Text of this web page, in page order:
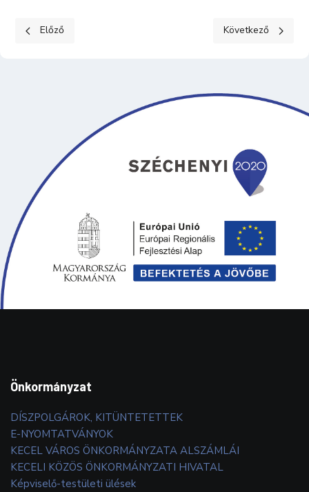
Előző cikk: GAZDIMAT KERESEM ÁLLATBARÁTOK EGYESÜLETE
Előző Következő cikk:
Következő
Önkormányzat
DÍSZPOLGÁROK, KITÜNTETETTEK
E-NYOMTATVÁNYOK
KECEL VÁROS ÖNKORMÁNYZATA ALSZÁMLÁI
KECELI KÖZÖS ÖNKORMÁNYZATI HIVATAL
Képviselő-testületi ülések